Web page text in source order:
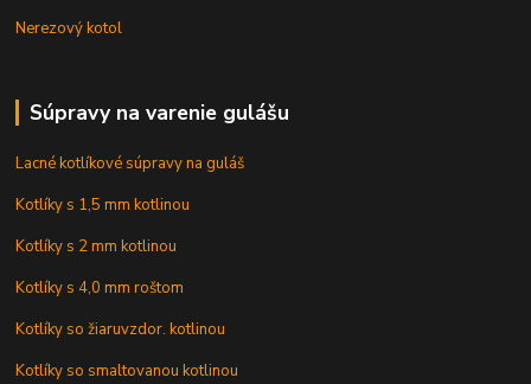
Nerezový kotol
Súpravy na varenie gulášu
Lacné kotlíkové súpravy na guláš
Kotlíky s 1,5 mm kotlinou
Kotlíky s 2 mm kotlinou
Kotlíky s 4,0 mm roštom
Kotlíky so žiaruvzdor. kotlinou
Kotlíky so smaltovanou kotlinou